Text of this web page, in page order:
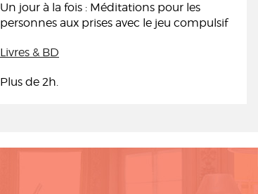
Un jour à la fois : Méditations pour les
personnes aux prises avec le jeu compulsif
Livres & BD
Plus de 2h.